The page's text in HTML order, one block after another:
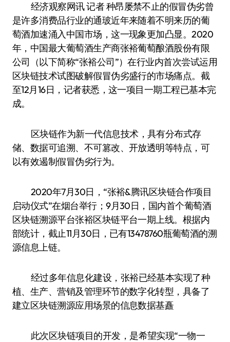
经济观察网讯 记者 种昂屡禁不止的假冒伪劣曾
是许多消费品行业的通玻近年来随着不明来历的葡
萄酒加速涌入中国市场，这一现象更加凸显。2020
年，中国最大葡萄酒生产商张裕葡萄酿酒股份有限
公司（以下简称“张裕公司”）在行业内首次尝试运用
区块链技术试图破解假冒伪劣盛行的市场痛点。截
至12月16日，记者获悉，这一项目一期工程已基本完
成。
区块链作为新一代信息技术，具有分布式存
储、数据可追溯、不可篡改、开放透明等特点，可
以有效遏制假冒伪劣行为。
2020年7月30日，“张裕&腾讯区块链合作项目
启动仪式”在烟台举行；9月30日，国内首个葡萄酒
区块链溯源平台张裕区块链平台一期上线。根据内
部统计，截止11月30日，已有13478760瓶葡萄酒的溯
源信息上链。
经过多年信息化建设，张裕已经基本实现了种
植、生产、营销及管理环节的数字化转型，具备了
建立区块链溯源应用场景的信息数据基矗
此次区块链项目的开发，是希望实现“一物一